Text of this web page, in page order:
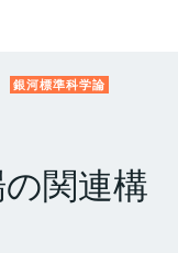
銀河標準科学論
の関連構